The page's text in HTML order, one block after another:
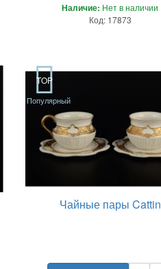
Наличие: Нет в наличии
Код: 17873
TOP
Популярный
Чайные пары Cattin